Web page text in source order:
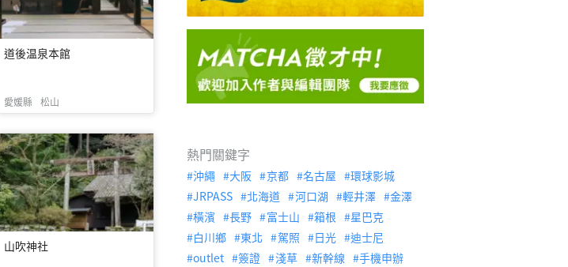
道後温泉本館
愛媛縣 松山
山吹神社
熱門關鍵字
沖繩 大阪 京都 名古屋
環球影城
JRPASS
北海道 河口湖 輕井澤
金澤
橫濱
長野 富士山 箱根
星巴克
白川鄉
東北 駕照 日光
迪士尼
outlet
簽證 淺草 新幹線 手機申辦